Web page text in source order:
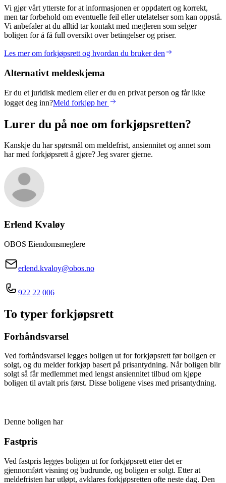
Vi gjør vårt ytterste for at informasjonen er oppdatert og korrekt,
men tar forbehold om eventuelle feil eller utelatelser som kan oppstå.
Vi anbefaler at du alltid tar kontakt med megleren som selger
boligen for å få full oversikt over betingelser og priser.
Les mer om forkjøpsrett og hvordan du bruker den
Alternativt meldeskjema
Er du et juridisk medlem eller er du en privat person og får ikke
logget deg inn?Meld forkjøp her
Lurer du på noe om forkjøpsretten?
Kanskje du har spørsmål om meldefrist, ansiennitet og annet som
har med forkjøpsrett å gjøre? Jeg svarer gjerne.
Erlend Kvaløy
OBOS Eiendomsmeglere
erlend.kvaloy@obos.no
922 22 006
To typer forkjøpsrett
Forhåndsvarsel
Ved forhåndsvarsel legges boligen ut for forkjøpsrett før boligen er
solgt, og du melder forkjøp basert på prisantydning. Når boligen blir
solgt så får medlemmet med lengst ansiennitet tilbud om kjøpe
boligen til avtalt pris først. Disse boligene vises med prisantydning.
Denne boligen har
Fastpris
Ved fastpris legges boligen ut for forkjøpsrett etter det er
gjennomført visning og budrunde, og boligen er solgt. Etter at
meldefristen har utløpt, avklares forkjøpsretten ofte neste dag. Den